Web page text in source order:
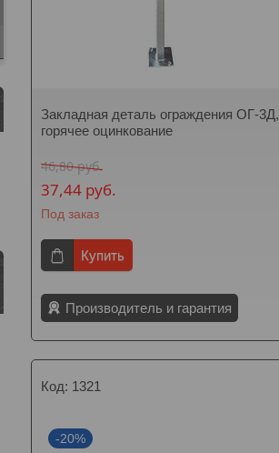
Закладная деталь ограждения ОГ-3Д,
горячее оцинкование
46,80руб.
37,44 руб.
Под заказ
Купить
Производитель и гарантия
1321
-20%